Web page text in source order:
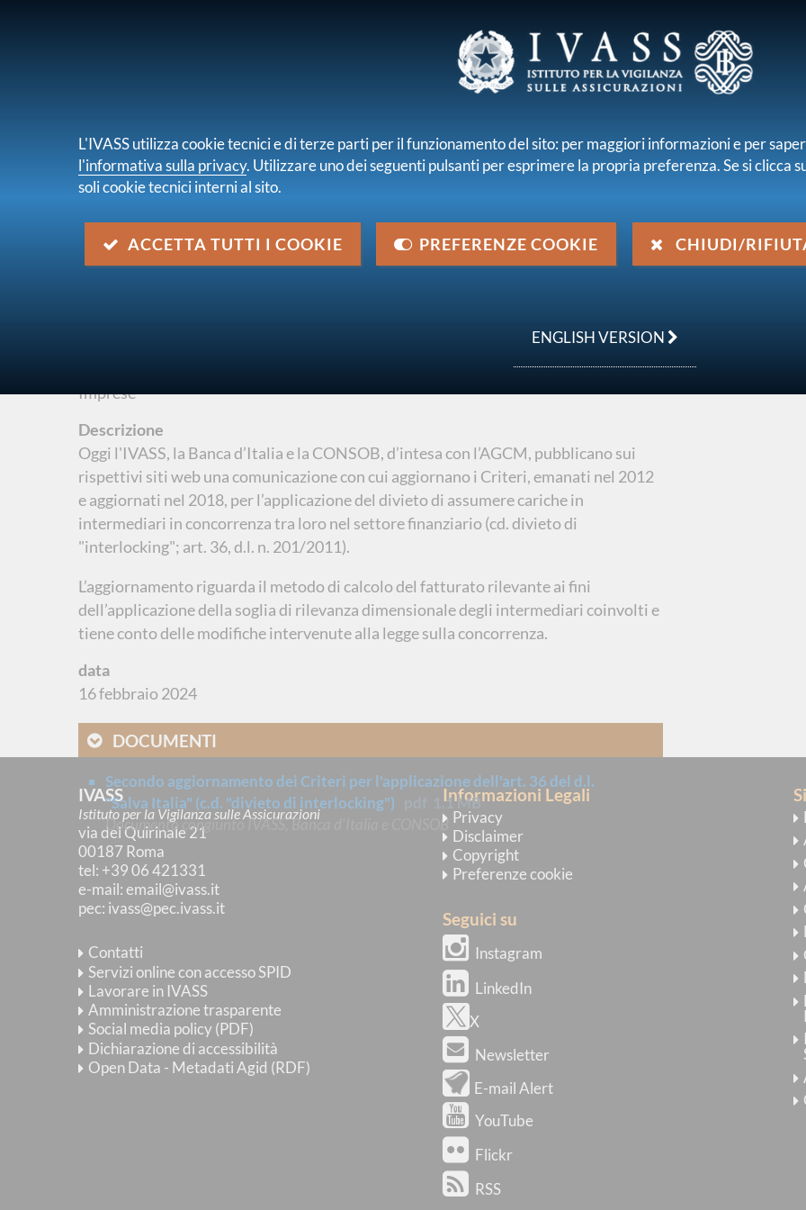
Imprese
Descrizione
Oggi l'IVASS, la Banca d’Italia e la CONSOB, d’intesa con l’AGCM, pubblicano sui
rispettivi siti web una comunicazione con cui aggiornano i Criteri, emanati nel 2012
e aggiornati nel 2018, per l’applicazione del divieto di assumere cariche in
intermediari in concorrenza tra loro nel settore finanziario (cd. divieto di
"interlocking"; art. 36, d.l. n. 201/2011).
L’aggiornamento riguarda il metodo di calcolo del fatturato rilevante ai fini
dell’applicazione della soglia di rilevanza dimensionale degli intermediari coinvolti e
tiene conto delle modifiche intervenute alla legge sulla concorrenza.
data
16 febbraio 2024
DOCUMENTI
Secondo aggiornamento dei Criteri per l'applicazione dell'art. 36 del d.l.
"Salva Italia" (c.d. "divieto di interlocking")
1.1 MB
Documento congiunto IVASS, Banca d'Italia e CONSOB
IVASS
Istituto per la Vigilanza sulle Assicurazioni
via del Quirinale 21
00187 Roma
tel: +39 06 421331
e-mail:email@ivass.it
pec: ivass@pec.ivass.it
Contatti
Servizi online con accesso SPID
Lavorare in IVASS
Amministrazione trasparente
Social media policy (PDF)
Dichiarazione di accessibilità
Open Data - Metadati Agid (RDF)
Informazioni Legali
Privacy
Disclaimer
Copyright
Preferenze cookie
Seguici su
Instagram
LinkedIn
X
Newsletter
E-mail Alert
YouTube
Flickr
RSS
L'IVASS utilizza cookie tecnici e di terze parti per il funzionamento del sito: per maggiori informazioni e per
l'informativa sulla privacy. Utilizzare uno dei seguenti pulsanti per esprimere la propria preferenza. Se si clicca
soli cookie tecnici interni al sito.
ACCETTA TUTTI I COOKIE PREFERENZE COOKIE CHIUDI/
ENGLISH VERSION